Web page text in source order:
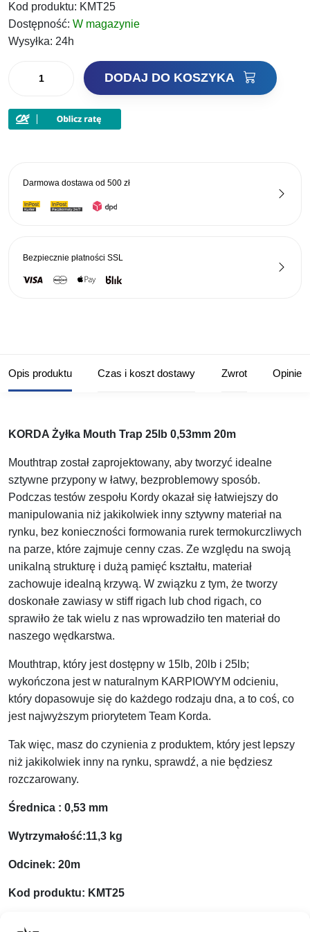
Kod produktu: KMT25
Dostępność: W magazynie
Wysyłka: 24h
KORDA
Mouth
20m
DODAJ DO KOSZYKA
Darmowa dostawa od 500 zł
Bezpiecznie płatności SSL
Opis produktu Czas i koszt dostawy Zwrot Opinie
KORDA Żyłka Mouth Trap 25lb 0,53mm 20m
Mouthtrap został zaprojektowany, aby tworzyć idealne
sztywne przypony w łatwy, bezproblemowy sposób.
Podczas testów zespołu Kordy okazał się łatwiejszy do
manipulowania niż jakikolwiek inny sztywny materiał na
rynku, bez konieczności formowania rurek termokurczliwych
na parze, które zajmuje cenny czas. Ze względu na swoją
unikalną strukturę i dużą pamięć kształtu, materiał
zachowuje idealną krzywą. W związku z tym, że tworzy
doskonałe zawiasy w stiff rigach lub chod rigach, co
sprawiło że tak wielu z nas wprowadziło ten materiał do
naszego wędkarstwa.
Mouthtrap, który jest dostępny w 15lb, 20lb i 25lb;
wykończona jest w naturalnym KARPIOWYM odcieniu,
który dopasowuje się do każdego rodzaju dna, a to coś, co
jest najwyższym priorytetem Team Korda.
Tak więc, masz do czynienia z produktem, który jest lepszy
niż jakikolwiek inny na rynku, sprawdź, a nie będziesz
rozczarowany.
Średnica : 0,53 mm
Wytrzymałość:11,3 kg
Odcinek: 20m
Kod produktu: KMT25